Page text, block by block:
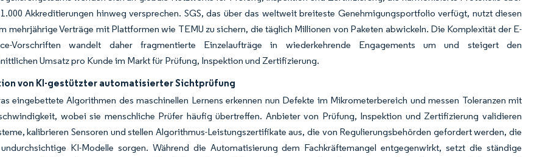
Akkreditierungen hinweg versprechen. SGS, das über das weltweit breiteste Genehmigungsportfolio verfügt, nutzt diesen
mehrjährige Verträge mit Plattformen wie TEMU zu sichern, die täglich Millionen von Paketen abwickeln. Die Komplexität der E-
Vorschriften wandelt daher fragmentierte Einzelaufträge in wiederkehrende Engagements um und steigert den
Umsatz pro Kunde im Markt für Prüfung, Inspektion und Zertifizierung.
von KI-gestützter automatisierter Sichtprüfung
eingebettete Algorithmen des maschinellen Lernens erkennen nun Defekte im Mikrometerbereich und messen Toleranzen mit
wobei sie menschliche Prüfer häufig übertreffen. Anbieter von Prüfung, Inspektion und Zertifizierung validieren
kalibrieren Sensoren und stellen Algorithmus-Leistungszertifikate aus, die von Regulierungsbehörden gefordert werden, die
KI-Modelle sorgen. Während die Automatisierung dem Fachkräftemangel entgegenwirkt, setzt die ständige